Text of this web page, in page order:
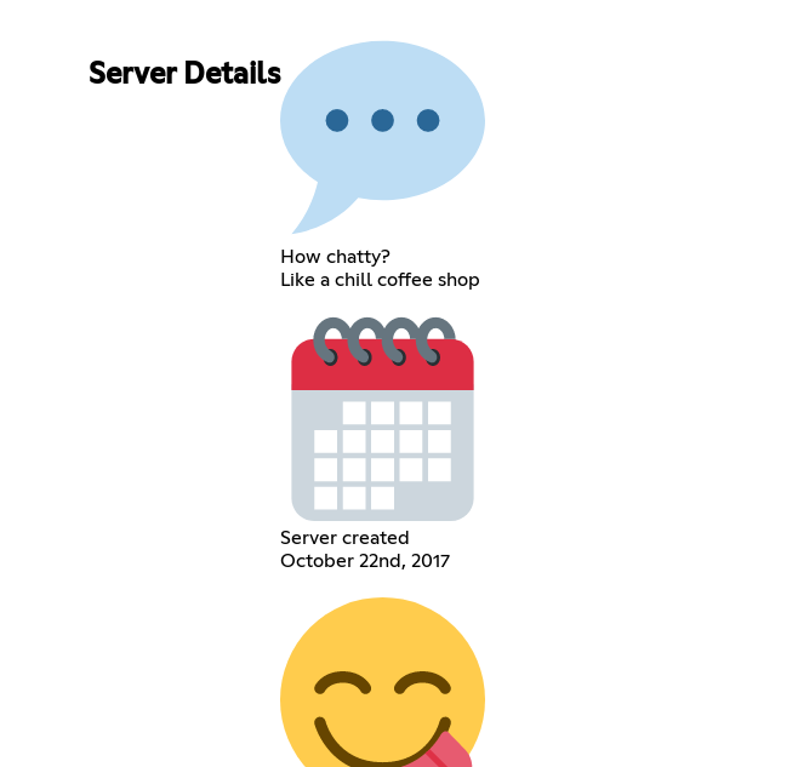
Server Details
How chatty?
Like a chill coffee shop
Server created
October 22nd, 2017